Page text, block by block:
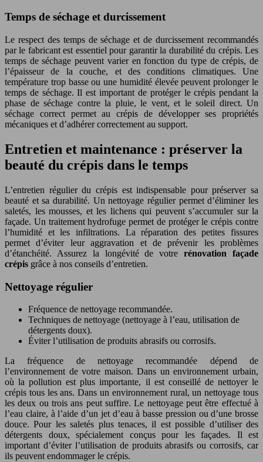
Temps de séchage et durcissement
Le respect des temps de séchage et de durcissement recommandés
par le fabricant est essentiel pour garantir la durabilité du crépis. Les
temps de séchage peuvent varier en fonction du type de crépis, de
l’épaisseur de la couche, et des conditions climatiques. Une
température trop basse ou une humidité élevée peuvent prolonger le
temps de séchage. Il est important de protéger le crépis pendant la
phase de séchage contre la pluie, le vent, et le soleil direct. Un
séchage correct permet au crépis de développer ses propriétés
mécaniques et d’adhérer correctement au support.
Entretien et maintenance : préserver la
beauté du crépis dans le temps
L’entretien régulier du crépis est indispensable pour préserver sa
beauté et sa durabilité. Un nettoyage régulier permet d’éliminer les
saletés, les mousses, et les lichens qui peuvent s’accumuler sur la
façade. Un traitement hydrofuge permet de protéger le crépis contre
l’humidité et les infiltrations. La réparation des petites fissures
permet d’éviter leur aggravation et de prévenir les problèmes
d’étanchéité. Assurez la longévité de votrerénovation façade
crépis grâce à nos conseils d’entretien.
Nettoyage régulier
Fréquence de nettoyage recommandée.
Techniques de nettoyage (nettoyage à l’eau, utilisation de
détergents doux).
Éviter l’utilisation de produits abrasifs ou corrosifs.
La fréquence de nettoyage recommandée dépend de
l’environnement de votre maison. Dans un environnement urbain,
où la pollution est plus importante, il est conseillé de nettoyer le
crépis tous les ans. Dans un environnement rural, un nettoyage tous
les deux ou trois ans peut suffire. Le nettoyage peut être effectué à
l’eau claire, à l’aide d’un jet d’eau à basse pression ou d’une brosse
douce. Pour les saletés plus tenaces, il est possible d’utiliser des
détergents doux, spécialement conçus pour les façades. Il est
important d’éviter l’utilisation de produits abrasifs ou corrosifs, car
ils peuvent endommager le crépis.